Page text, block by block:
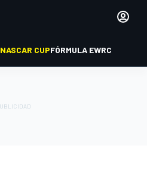
NASCAR CUPFÓRMULA EWRC